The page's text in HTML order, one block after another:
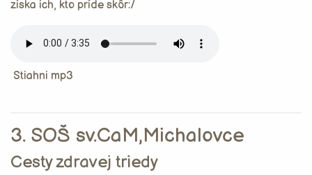
získa ich, kto príde skôr:/
Stiahni mp3
3. SOŠ sv.CaM,Michalovce
Cesty zdravej triedy